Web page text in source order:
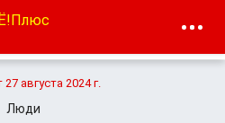
августа 2024 г.
Люди